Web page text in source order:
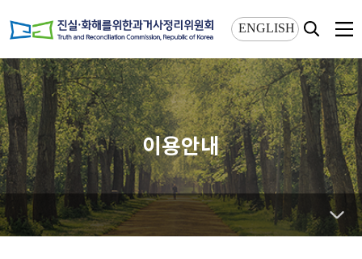
ENGLISH
이용안내